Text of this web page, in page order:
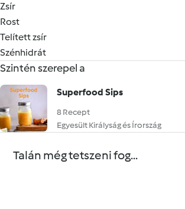
Zsír
Rost
Telített zsír
Szénhidrát
Szintén szerepel a
Superfood Sips
8 Recept
Egyesült Királyság és Írország
Talán még tetszeni fog...